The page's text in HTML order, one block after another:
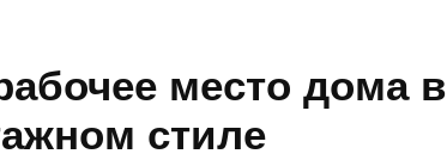
место дома в
стиле